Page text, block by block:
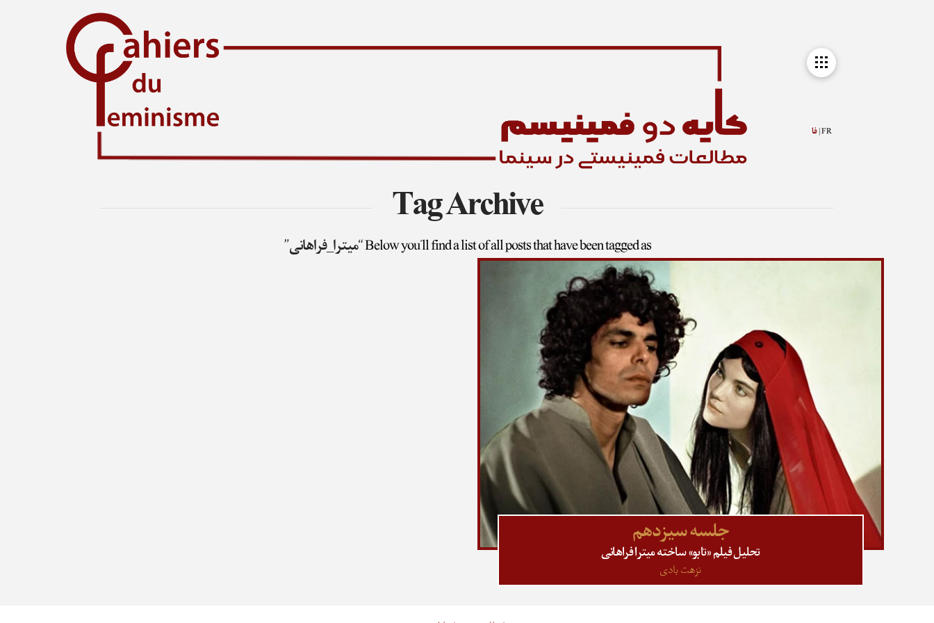
FR | فا
Tag Archive
Below you'll find a list of all posts that have been tagged as“میترا_فراهانی”
جلسه سیزدهم
تحلیل فیلم «تابو» ساخته میترا فراهانی
نزهت بادی